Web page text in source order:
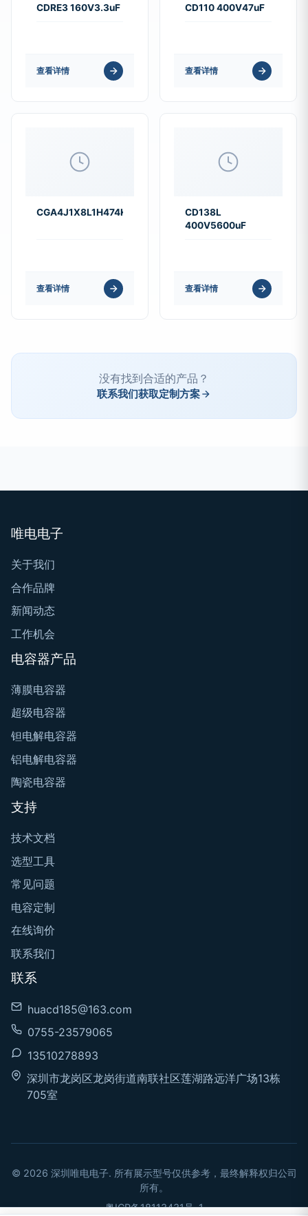
CDRE3 160V3.3uF
查看详情
CD110 400V47uF
查看详情
CGA4J1X8L1H474K125AC
查看详情
CD138L
400V5600uF
查看详情
没有找到合适的产品？
联系我们获取定制方案
唯电电子
关于我们
合作品牌
新闻动态
工作机会
电容器产品
薄膜电容器
超级电容器
钽电解电容器
铝电解电容器
陶瓷电容器
支持
技术文档
选型工具
常见问题
电容定制
在线询价
联系我们
联系
huacd185@163.com
0755-23579065
13510278893
深圳市龙岗区龙岗街道南联社区莲湖路远洋广场13栋
705室
© 2026 深圳唯电电子. 所有展示型号仅供参考，最终解释权归公司
所有。
粤ICP备18113431号-1